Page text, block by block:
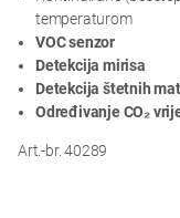
temperaturom
VOC senzor
Detekcija mirisa
Detekcija štetnih
Određivanje CO₂
Art.-br. 40289